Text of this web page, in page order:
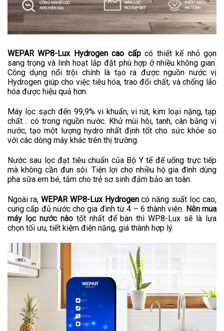
WEPAR WP8-Lux Hydrogen cao cấp có thiết kế nhỏ gọn
sang trọng và linh hoạt lắp đặt phù hợp ở nhiều không gian.
Công dụng nổi trội chính là tạo ra được nguồn nước vị
Hydrogen giúp cho việc tiêu hóa, trao đổi chất, và chống lão
hóa được hiệu quả hơn.
Máy lọc sạch đến 99,9% vi khuẩn, vi rút, kim loại nặng, tạp
chất… có trong nguồn nước. Khử mùi hôi, tanh, cân bằng vị
nước, tạo một lượng hydro nhất định tốt cho sức khỏe so
với các dòng máy khác trên thị trường.
Nước sau lọc đạt tiêu chuẩn của Bộ Y tế để uống trực tiếp
mà không cần đun sôi. Tiện lợi cho nhiều hộ gia đình dùng
pha sữa em bé, tắm cho trẻ sơ sinh đảm bảo an toàn.
Ngoài ra, WEPAR WP8-Lux Hydrogencó năng suất lọc cao,
cung cấp đủ nước cho gia đình từ 4 – 6 thành viên. Nên mua
máy lọc nước nàotốt nhất để bàn thì WP8-Lux sẽ là lựa
chọn tối ưu, tiết kiệm điện năng, giá thành hợp lý.